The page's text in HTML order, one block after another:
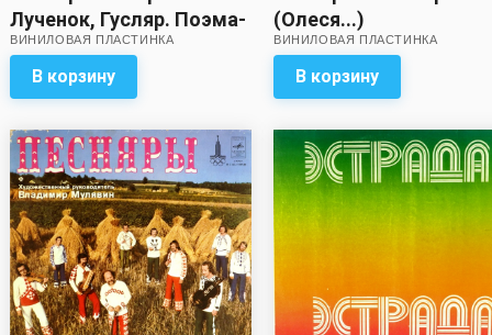
Лученок, Гусляр. Поэма-
легенда по
произведению Янки
Купалы Курган
ВИНИЛОВАЯ ПЛАСТИНКА
В корзину
(Олеся...)
ВИНИЛОВАЯ ПЛАСТИНКА
В корзину